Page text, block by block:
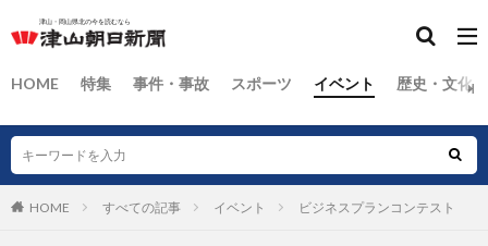
HOME 特集 事件・事故 スポーツ イベント 歴史・文化
HOME すべての記事 イベント ビジネスプランコンテスト